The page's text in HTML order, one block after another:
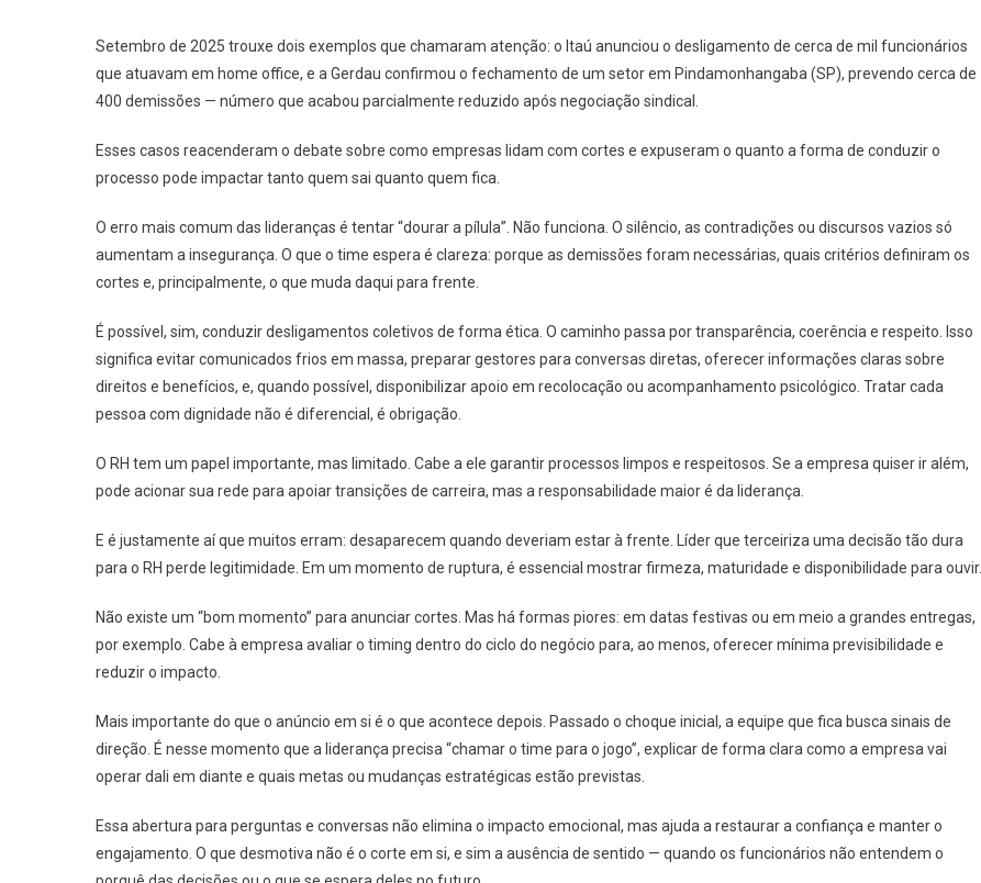
Setembro de 2025 trouxe dois exemplos que chamaram atenção: o Itaú anunciou o desligamento de cerca de mil funcionários
que atuavam em home office, e a Gerdau confirmou o fechamento de um setor em Pindamonhangaba (SP), prevendo cerca de
400 demissões — número que acabou parcialmente reduzido após negociação sindical.
Esses casos reacenderam o debate sobre como empresas lidam com cortes e expuseram o quanto a forma de conduzir o
processo pode impactar tanto quem sai quanto quem fica.
O erro mais comum das lideranças é tentar “dourar a pílula”. Não funciona. O silêncio, as contradições ou discursos vazios só
aumentam a insegurança. O que o time espera é clareza: porque as demissões foram necessárias, quais critérios definiram os
cortes e, principalmente, o que muda daqui para frente.
É possível, sim, conduzir desligamentos coletivos de forma ética. O caminho passa por transparência, coerência e respeito. Isso
significa evitar comunicados frios em massa, preparar gestores para conversas diretas, oferecer informações claras sobre
direitos e benefícios, e, quando possível, disponibilizar apoio em recolocação ou acompanhamento psicológico. Tratar cada
pessoa com dignidade não é diferencial, é obrigação.
O RH tem um papel importante, mas limitado. Cabe a ele garantir processos limpos e respeitosos. Se a empresa quiser ir além,
pode acionar sua rede para apoiar transições de carreira, mas a responsabilidade maior é da liderança.
E é justamente aí que muitos erram: desaparecem quando deveriam estar à frente. Líder que terceiriza uma decisão tão dura
para o RH perde legitimidade. Em um momento de ruptura, é essencial mostrar firmeza, maturidade e disponibilidade para ouvir.
Não existe um “bom momento” para anunciar cortes. Mas há formas piores: em datas festivas ou em meio a grandes entregas,
por exemplo. Cabe à empresa avaliar o timing dentro do ciclo do negócio para, ao menos, oferecer mínima previsibilidade e
reduzir o impacto.
Mais importante do que o anúncio em si é o que acontece depois. Passado o choque inicial, a equipe que fica busca sinais de
direção. É nesse momento que a liderança precisa “chamar o time para o jogo”, explicar de forma clara como a empresa vai
operar dali em diante e quais metas ou mudanças estratégicas estão previstas.
Essa abertura para perguntas e conversas não elimina o impacto emocional, mas ajuda a restaurar a confiança e manter o
engajamento. O que desmotiva não é o corte em si, e sim a ausência de sentido — quando os funcionários não entendem o